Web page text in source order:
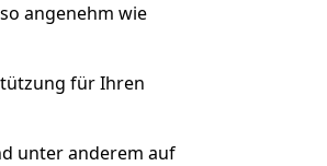
angenehm wie
für Ihren
unter anderem auf